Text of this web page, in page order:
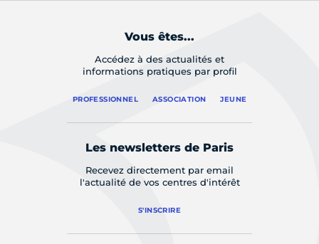
Vous êtes...
Accédez à des actualités et
informations pratiques par profil
PROFESSIONNEL ASSOCIATION JEUNE
Les newsletters de Paris
Recevez directement par email
l'actualité de vos centres d'intérêt
S'INSCRIRE